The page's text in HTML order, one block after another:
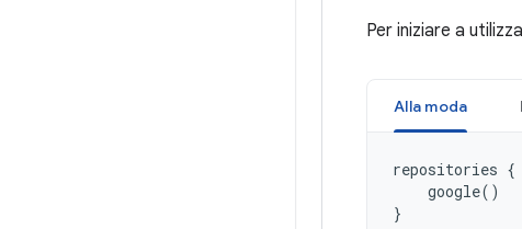
Per iniziare a
Alla moda
repositories {
google()
}